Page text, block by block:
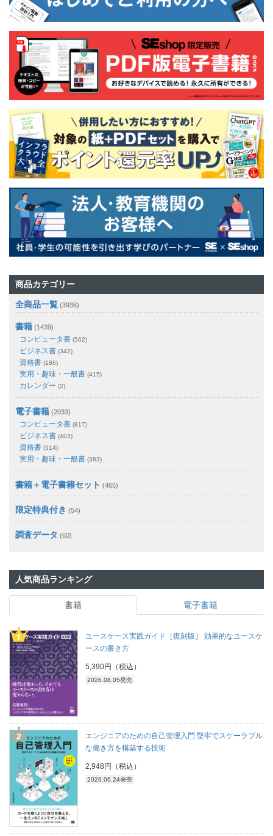
商品カテゴリー
全商品一覧 (3936)
書籍 (1439)
コンピュータ書 (562)
ビジネス書 (342)
資格書 (186)
実用・趣味・一般書 (415)
カレンダー (2)
電子書籍 (2033)
コンピュータ書 (817)
ビジネス書 (403)
資格書 (514)
実用・趣味・一般書 (383)
書籍＋電子書籍セット (465)
限定特典付き (54)
調査データ (60)
人気商品ランキング
書籍 電子書籍
ユースケース実践ガイド［復刻版］ 効果的なユースケ
ースの書き方
5,390円（税込）
2026.08.05発売
エンジニアのための自己管理入門 堅牢でスケーラブル
な働き方を構築する技術
2,948円（税込）
2026.06.24発売